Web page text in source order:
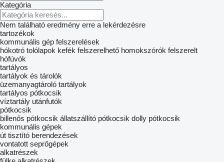
Kategória
Nem található eredmény erre a lekérdezésre
tartozékok
kommunális gép felszerelések
hókotró tolólapok kefék felszerelhető homokszórók felszerelt
hófúvók
tartályos
tartályok és tárolók
üzemanyagtároló tartályok
tartályos pótkocsik
víztartály utánfutók
pótkocsik
billenős pótkocsik állatszállító pótkocsik dolly pótkocsik
kommunális gépek
út tisztító berendezések
vontatott seprőgépek
alkatrészek